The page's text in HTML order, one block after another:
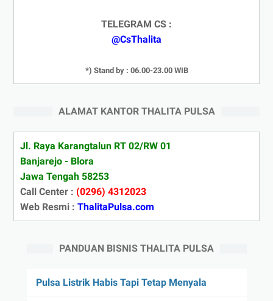
TELEGRAM CS :
@CsThalita
*) Stand by : 06.00-23.00 WIB
ALAMAT KANTOR THALITA PULSA
Jl. Raya Karangtalun RT 02/RW 01
Banjarejo - Blora
Jawa Tengah 58253
Call Center : (0296) 4312023
Web Resmi : ThalitaPulsa.com
PANDUAN BISNIS THALITA PULSA
Pulsa Listrik Habis Tapi Tetap Menyala